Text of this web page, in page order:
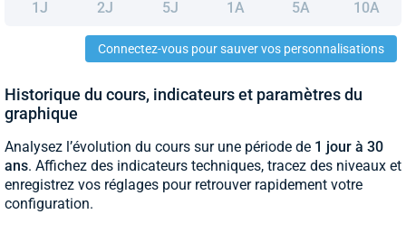
1J 2J 5J 1A 5A 10A
Connectez-vous pour sauver vos personnalisations
Historique du cours, indicateurs et paramètres du
graphique
Analysez l’évolution du cours sur une période de 1 jour à 30
ans. Affichez des indicateurs techniques, tracez des niveaux et
enregistrez vos réglages pour retrouver rapidement votre
configuration.